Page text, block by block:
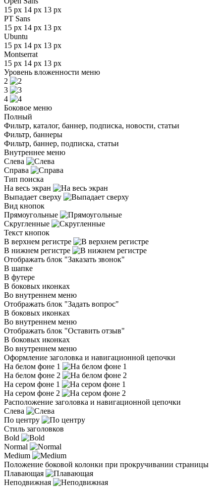
15 px 14 px 13 px
PT Sans
15 px 14 px 13 px
Ubuntu
15 px 14 px 13 px
Montserrat
15 px 14 px 13 px
Уровень вложенности меню
2
3
4
Боковое меню
Полный
Фильтр, каталог, баннер, подписка, новости, статьи
Фильтр, баннеры
Фильтр, баннер, подписка, статьи
Внутреннее меню
Слева
Справа
Тип поиска
На весь экран
Выпадает сверху
Вид кнопок
Прямоугольные
Скругленные
Текст кнопок
В верхнем регистре
В нижнем регистре
Отображать блок "Заказать звонок"
В шапке
В футере
В боковых иконках
Во внутреннем меню
Отображать блок "Задать вопрос"
В боковых иконках
Во внутреннем меню
Отображать блок "Оставить отзыв"
В боковых иконках
Во внутреннем меню
Оформление заголовка и навигационной цепочки
На белом фоне 1
На белом фоне 2
На сером фоне 1
На сером фоне 2
Расположение заголовка и навигационной цепочки
Слева
По центру
Стиль заголовков
Bold
Normal
Medium
Положение боковой колонки при прокручивании страницы
Плавающая
Неподвижная